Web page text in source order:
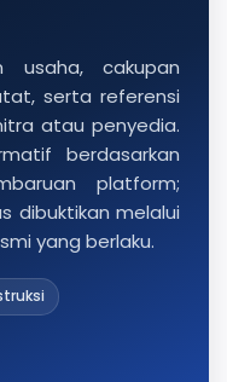
usaha, cakupan
serta referensi
atau penyedia.
berdasarkan
platform;
dibuktikan melalui
yang berlaku.